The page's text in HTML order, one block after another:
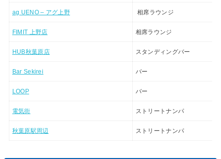
ag UENO – アグ上野 相席ラウンジ
FIMIT 上野店 相席ラウンジ
HUB秋葉原店 スタンディングバー
Bar Sekirei バー
LOOP バー
電気街 ストリートナンパ
秋葉原駅周辺 ストリートナンパ